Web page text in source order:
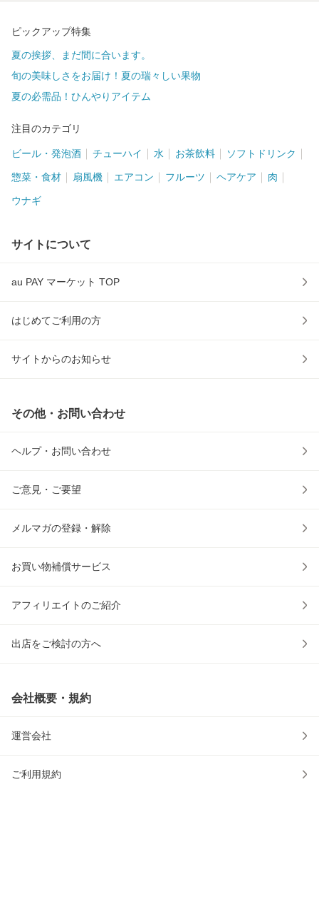
ピックアップ特集
夏の挨拶、まだ間に合います。
旬の美味しさをお届け！夏の瑞々しい果物
夏の必需品！ひんやりアイテム
注目のカテゴリ
ビール・発泡酒 チューハイ 水 お茶飲料 ソフトドリンク
惣菜・食材 扇風機 エアコン フルーツ ヘアケア 肉
ウナギ
サイトについて
au PAY マーケット TOP
はじめてご利用の方
サイトからのお知らせ
その他・お問い合わせ
ヘルプ・お問い合わせ
ご意見・ご要望
メルマガの登録・解除
お買い物補償サービス
アフィリエイトのご紹介
出店をご検討の方へ
会社概要・規約
運営会社
ご利用規約